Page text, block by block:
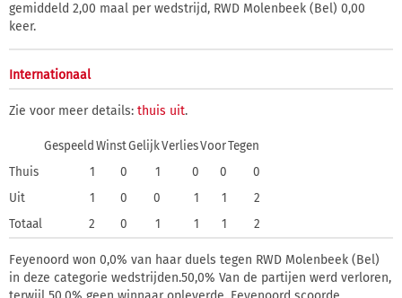
gemiddeld 2,00 maal per wedstrijd, RWD Molenbeek (Bel) 0,00
keer.
Internationaal
Zie voor meer details: thuis uit.
Gespeeld WinstGelijkVerliesVoorTegen
Thuis
1 0 1 0 0
0
Uit
1 0 0 1 1
2
Totaal
2 0 1 1 1 2
Feyenoord won 0,0% van haar duels tegen RWD Molenbeek (Bel)
in deze categorie wedstrijden.50,0% Van de partijen werd verloren,